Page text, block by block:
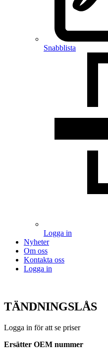
Snabblista
Logga in
Nyheter
Om oss
Kontakta oss
Logga in
TÄNDNINGSLÅS
Logga in för att se priser
Ersätter OEM nummer